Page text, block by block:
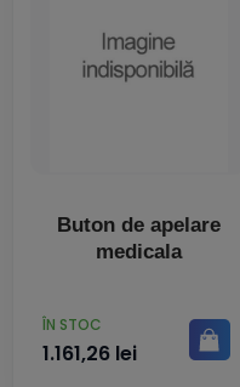
Buton de apelare
medicala
PRET
ÎN STOC
1.161,26 lei